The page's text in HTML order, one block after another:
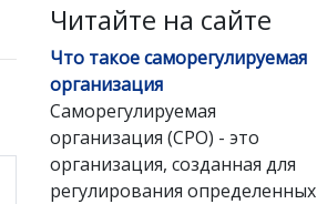
Читайте на сайте
Что такое саморегулируемая
организация
Саморегулируемая
организация (СРО) - это
организация, созданная для
регулирования определенных